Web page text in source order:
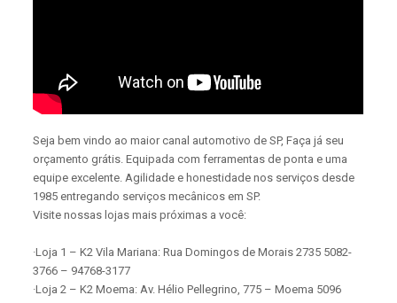
Seja bem vindo ao maior canal automotivo de SP, Faça já seu
orçamento grátis. Equipada com ferramentas de ponta e uma
equipe excelente. Agilidade e honestidade nos serviços desde
1985 entregando serviços mecânicos em SP.
Visite nossas lojas mais próximas a você:
·Loja 1 – K2 Vila Mariana: Rua Domingos de Morais 2735 5082-
3766 – 94768-3177
·Loja 2 – K2 Moema: Av. Hélio Pellegrino, 775 – Moema 5096